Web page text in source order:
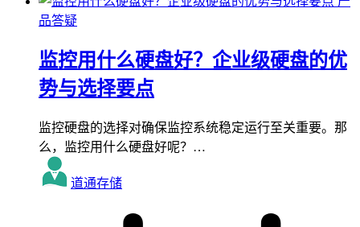
品答疑
监控用什么硬盘好？企业级硬盘的优
势与选择要点
监控硬盘的选择对确保监控系统稳定运行至关重要。那
么，监控用什么硬盘好呢？…
道通存储